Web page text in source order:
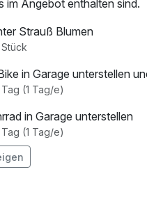
im Angebot enthalten sind.
Strauß Blumen
in Garage unterstellen
pro Tag (1 Tag/e)
in Garage unterstellen
pro Tag (1 Tag/e)
Champagner